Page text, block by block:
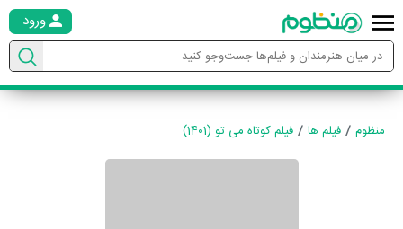
ورود
منظوم فیلم ها فیلم کوتاه می تو (1401)